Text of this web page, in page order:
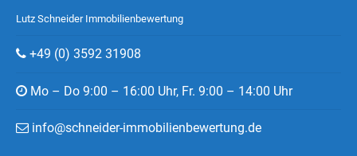
Lutz Schneider Immobilienbewertung
+49 (0) 3592 31908
Mo – Do 9:00 – 16:00 Uhr, Fr. 9:00 – 14:00 Uhr
info@schneider-immobilienbewertung.de